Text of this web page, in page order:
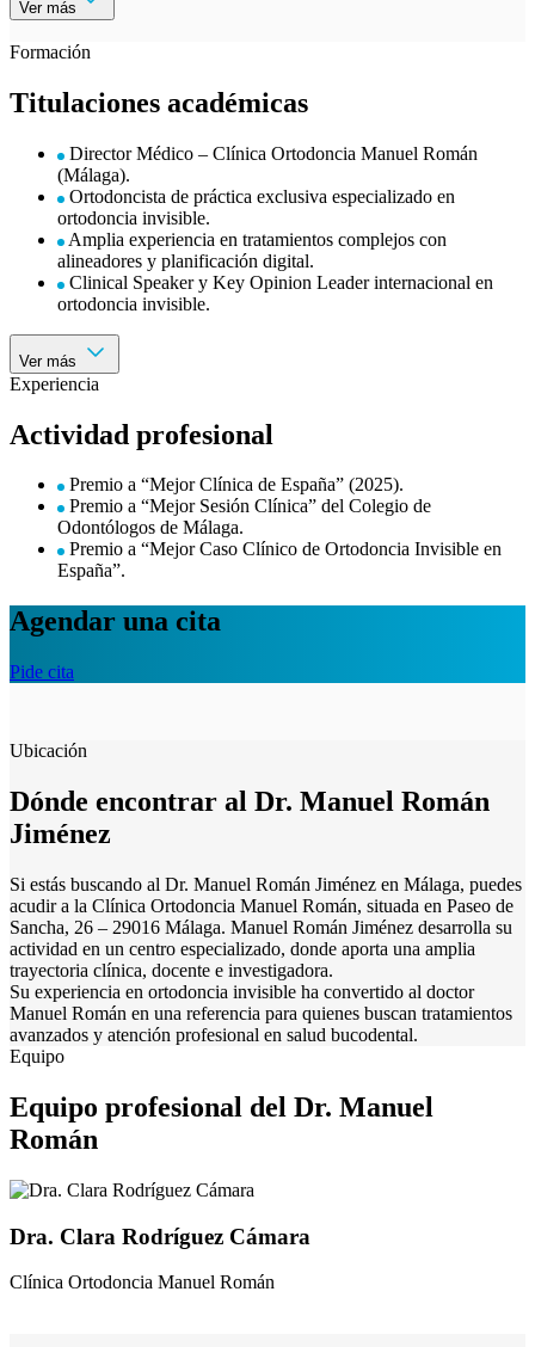
Ver más
Formación
Titulaciones académicas
Director Médico – Clínica Ortodoncia Manuel Román
(Málaga).
Ortodoncista de práctica exclusiva especializado en
ortodoncia invisible.
Amplia experiencia en tratamientos complejos con
alineadores y planificación digital.
Clinical Speaker y Key Opinion Leader internacional en
ortodoncia invisible.
Ver más
Experiencia
Actividad profesional
Premio a “Mejor Clínica de España” (2025).
Premio a “Mejor Sesión Clínica” del Colegio de
Odontólogos de Málaga.
Premio a “Mejor Caso Clínico de Ortodoncia Invisible en
España”.
Agendar una cita
Pide cita
Ubicación
Dónde encontrar al Dr. Manuel Román
Jiménez
Si estás buscando al Dr. Manuel Román Jiménez en Málaga, puedes
acudir a la Clínica Ortodoncia Manuel Román, situada en Paseo de
Sancha, 26 – 29016 Málaga. Manuel Román Jiménez desarrolla su
actividad en un centro especializado, donde aporta una amplia
trayectoria clínica, docente e investigadora.
Su experiencia en ortodoncia invisible ha convertido al doctor
Manuel Román en una referencia para quienes buscan tratamientos
avanzados y atención profesional en salud bucodental.
Equipo
Equipo profesional del Dr. Manuel
Román
Dra. Clara Rodríguez Cámara
Clínica Ortodoncia Manuel Román